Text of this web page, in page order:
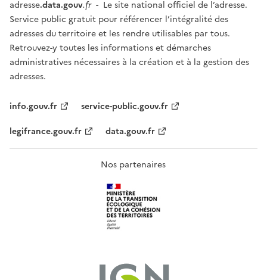
adresse.data.gouv.fr- Le site national officiel de l’adresse.
Service public gratuit pour référencer l’intégralité des
adresses du territoire et les rendre utilisables par tous.
Retrouvez-y toutes les informations et démarches
administratives nécessaires à la création et à la gestion des
adresses.
info.gouv.fr
service-public.gouv.fr
legifrance.gouv.fr
data.gouv.fr
Nos partenaires